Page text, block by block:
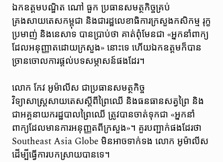
ឯកឧត្តមបណ្ឌិត ណៅ ធួក ប្រធានសមត្ថកិច្ចគ្រប់
គ្រងសាយតេសកម្ពុជា និងជារដ្ឋលេខាធិការក្រសួងកសិកម្ម រុក្ខ
ប្រមាញ់ និងនេសាទ បានប្រាប់ថា គាត់ពុំមែនជា «អ្នកនាំពាក្យ
ដែលអនុញ្ញាតដោយក្រសួង» នោះទេ ហើយឯកឧត្តមក៏បាន
ច្រានចោលការផ្តល់បទសម្ភាសន៍ផងដែរ។
លោក កែវ អូម៉ាលីស ជាប្រធានសមត្ថកិច្ច
វិទ្យាសាស្ត្រសាយតេសស្តីពីព្រៃឈើ និងធនធានសត្វព្រៃ និង
ជាអគ្គនាយករដ្ឋបាលព្រៃឈើ ត្រូវបានចាត់ទុកជា «អ្នកនាំ
ពាក្យដែលមានការអនុញ្ញតពីក្រសួង»។ គួរបញ្ជាក់ផងដែរថា
Southeast Asia Globe មិនអាចទាក់ទង លោក អូម៉ាលីស
ដើម្បីធ្វើការបកស្រាយបានទេ។